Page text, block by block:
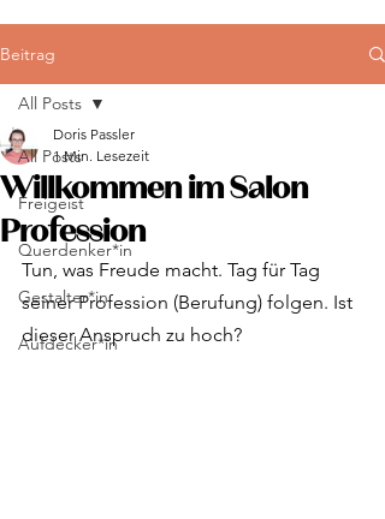
Beitrag
All Posts
Freigeist
Querdenker*in
Gestalter*in
Aufdecker*in
All Posts
Willkommen im Salon
Profession
Doris Passler
1 Min. Lesezeit
Tun, was Freude macht. Tag für Tag
seiner Profession (Berufung) folgen. Ist
dieser Anspruch zu hoch?